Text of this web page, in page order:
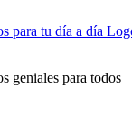
geniales para todos